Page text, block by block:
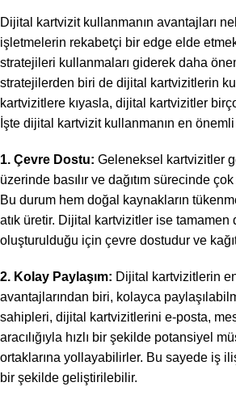
Dijital kartvizit kullanmanın avantajları
işletmelerin rekabetçi bir edge elde
stratejileri kullanmaları giderek daha
stratejilerden biri de dijital kartvizitlerin
kartvizitlere kıyasla, dijital kartvizitler
İşte dijital kartvizit kullanmanın en önemli
1. Çevre Dostu: Geleneksel kartvizitler
üzerinde basılır ve dağıtım sürecinde çok
Bu durum hem doğal kaynakların
atık üretir. Dijital kartvizitler ise tamamen
oluşturulduğu için çevre dostudur ve
2. Kolay Paylaşım: Dijital kartvizitlerin
avantajlarından biri, kolayca
sahipleri, dijital kartvizitlerini e-posta,
aracılığıyla hızlı bir şekilde potansiyel
ortaklarına yollayabilirler. Bu sayede iş
bir şekilde geliştirilebilir.